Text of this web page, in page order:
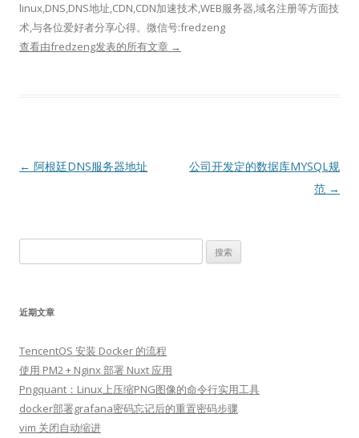
linux,DNS,DNS地址,CDN,CDN加速技术,WEB服务器,域名注册等方面技
术,与各位爱好者分享心得。微信号:fredzeng
查看由fredzeng发表的所有文章 →
文
← 阿根廷DNS服务器地址
公司开发定的数据库MYSQL规
范 →
索：
近期文章
TencentOS 安装 Docker 的流程
使用 PM2 + Nginx 部署 Nuxt 应用
Pngquant：Linux上压缩PNG图像的命令行实用工具
docker部署grafana密码忘记后的重置密码步骤
vim 关闭自动缩进